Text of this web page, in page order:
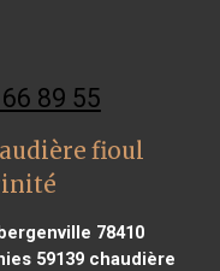
89 55
fioul
78410
59139chaudière